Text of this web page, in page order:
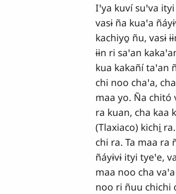
Iꞌya kuví suꞌva
vasɨ ña kuaꞌa
kachiyo̱ ñu, vasɨ
ɨɨn ri saꞌan
kua kakañí taꞌan
chi noo chaꞌa,
maa yo. Ña chitó
ra kuan, cha kaa
(Tlaxiaco) kichi̱
chi ra. Ta maa ra
ñáyɨvɨ ityi tyeꞌe,
maa noo cha
noo ri ñuu chichi